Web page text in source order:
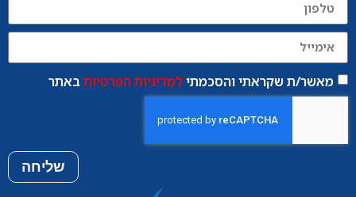
מאשר/ת שקראתי והסכמתילמדיניות הפרטיותבאתר
שליחה